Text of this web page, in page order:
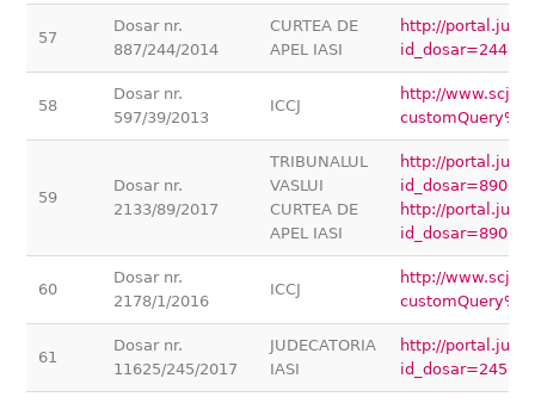
57
Dosar nr.
887/244/2014
CURTEA DE
APEL IASI
http://
58
Dosar nr.
597/39/2013
ICCJ
http://
59
Dosar nr.
2133/89/2017
TRIBUNALUL
VASLUI
CURTEA DE
APEL IASI
http://
http://
60
Dosar nr.
2178/1/2016
ICCJ
http://
61
Dosar nr.
11625/245/2017
JUDECATORIA
IASI
http://